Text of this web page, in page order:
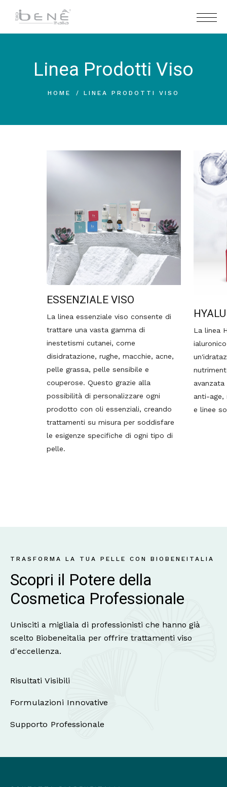
Linea Prodotti Viso
HOME LINEA PRODOTTI VISO
ESSENZIALE VISO
La linea essenziale viso consente di
trattare una vasta gamma di
inestetismi cutanei, come
disidratazione, rughe, macchie, acne,
pelle grassa, pelle sensibile e
couperose. Questo grazie alla
possibilità di personalizzare ogni
prodotto con oli essenziali, creando
trattamenti su misura per soddisfare
le esigenze specifiche di ogni tipo di
pelle.
La linea
anti-age,
e linee
TRASFORMA LA TUA PELLE CON BIOBENEITALIA
Scopri il Potere della
Cosmetica Professionale
Unisciti a migliaia di professionisti che hanno già
scelto Biobeneitalia per offrire trattamenti viso
d'eccellenza.
Risultati Visibili
Formulazioni Innovative
Supporto Professionale